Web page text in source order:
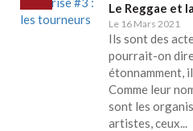
Le Reggae et
Le 16 Mars 2021
Ils sont des
pourrait-on
étonnamment,
Comme leur
sont les
artistes, ceux...